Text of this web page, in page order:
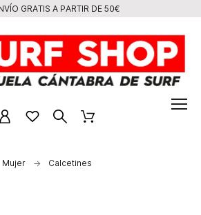
GRATIS A PARTIR DE 50€
Mujer Calcetines